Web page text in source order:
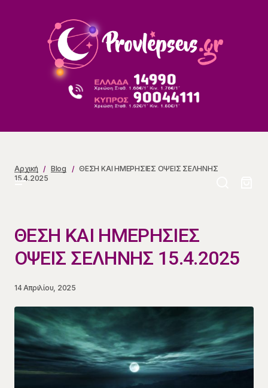
Αρχική Blog
ΘΕΣΗ ΚΑΙ ΗΜΕΡΗΣΙΕΣ ΟΨΕΙΣ ΣΕΛΗΝΗΣ
15.4.2025
ΘΕΣΗ ΚΑΙ ΗΜΕΡΗΣΙΕΣ
ΟΨΕΙΣ ΣΕΛΗΝΗΣ 15.4.2025
14 Απριλίου, 2025